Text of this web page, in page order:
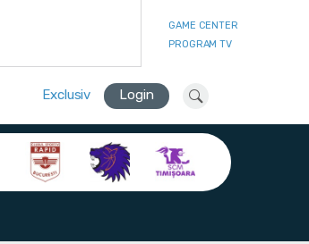
GAME CENTER
PROGRAM TV
Exclusiv Login